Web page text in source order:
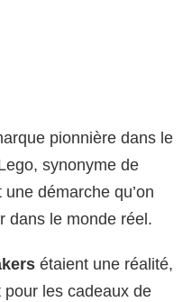
pionnière dans le
synonyme de
démarche qu’on
dans le monde réel.
étaient une réalité,
les cadeaux de